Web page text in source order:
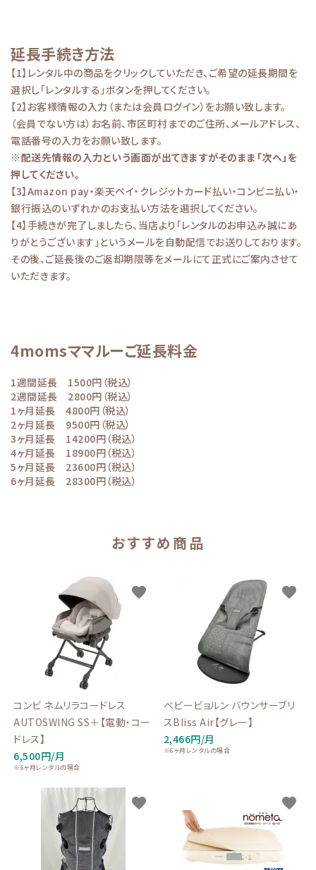
延長手続き方法
【1】レンタル中の商品をクリックしていただき、ご希望の延長期間を
選択し「レンタルする」ボタンを押してください。
【2】お客様情報の入力（または会員ログイン）をお願い致します。
（会員でない方は）お名前、市区町村までのご住所、メールアドレス、
電話番号の入力をお願い致します。
※配送先情報の入力という画面が出てきますがそのまま「次へ」を
押してください。
【3】Amazon pay・楽天ペイ・クレジットカード払い・コンビニ払い・
銀行振込のいずれかのお支払い方法を選択してください。
【4】手続きが完了しましたら、当店より「レンタルのお申込み誠にあ
りがとうございます」というメールを自動配信でお送りしております。
その後、ご延長後のご返却期限等をメールにて正式にご案内させて
いただきます。
4momsママルーご延長料金
1週間延長 1500円（税込）
2週間延長 2800円（税込）
1ヶ月延長 4800円（税込）
2ヶ月延長 9500円（税込）
3ヶ月延長 14200円（税込）
4ヶ月延長 18900円（税込）
5ヶ月延長 23600円（税込）
6ヶ月延長 28300円（税込）
おすすめ商品
コンビ ネムリラコードレス
AUTOSWING SS＋【電動・コー
ドレス】
6,500円/月
※6ヶ月レンタルの場合
favorite
ベビービョルン バウンサーブリ
スBliss Air【グレー】
2,466円/月
※6ヶ月レンタルの場合
favorite
favorite favorite